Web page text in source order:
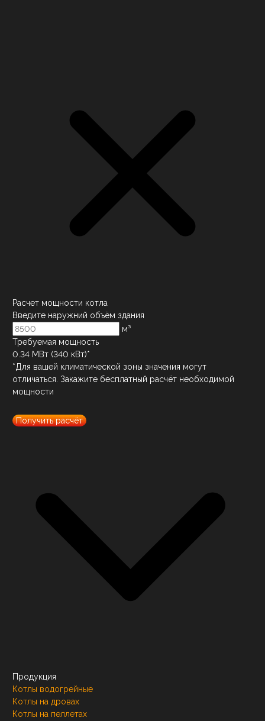
Расчет мощности котла
Введите наружний объём здания
м³
Требуемая мощность
0.34 МВт (340 кВт)*
*Для вашей климатической зоны значения могут
отличаться. Закажите бесплатный расчёт необходимой
мощности
Получить расчёт
Продукция
Котлы водогрейные
Котлы на дровах
Котлы на пеллетах